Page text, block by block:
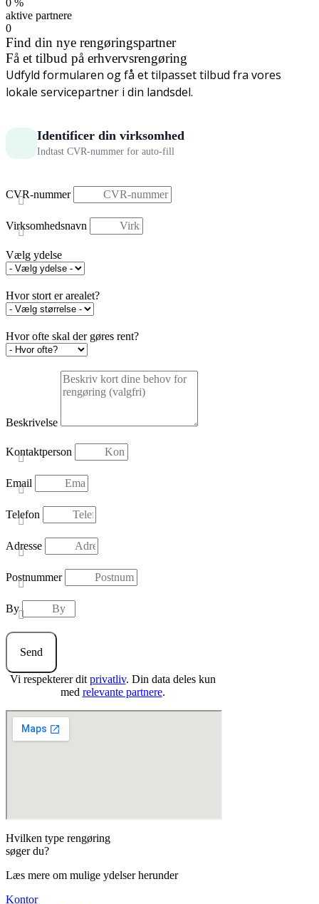
aktive partnere
0
Find din nye rengøringspartner
Få et tilbud på erhvervsrengøring
Udfyld formularen og få et tilpasset tilbud fra vores
lokale servicepartner i din landsdel.
Identificer din virksomhed
Indtast CVR-nummer for auto-fill
CVR-nummer
Virksomhedsnavn
Vælg ydelse
Hvor stort er arealet?
Hvor ofte skal der gøres rent?
Beskrivelse
Kontaktperson
Email
Telefon
Adresse
Postnummer
By
Send
Vi respekterer dit privatliv. Din data deles kun
med relevante partnere.
Hvilken type rengøring
søger du?
Læs mere om mulige ydelser herunder
Kontor